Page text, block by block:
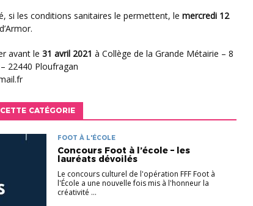
si les conditions sanitaires le permettent, le mercredi 12
avant le 31 avril 2021 à Collège de la Grande Métairie – 8
22440 Ploufragan
CATÉGORIE
FOOT À L'ÉCOLE
Concours Foot à l’école – les
lauréats dévoilés
Le concours culturel de l'opération FFF Foot à
l'École a une nouvelle fois mis à l'honneur la
créativité ...